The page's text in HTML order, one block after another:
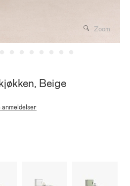
Zoom
Beige
anmeldelser